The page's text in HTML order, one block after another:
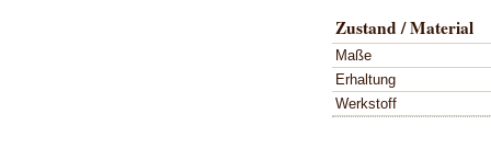
Zustand / Material
Maße
Erhaltung
Werkstoff